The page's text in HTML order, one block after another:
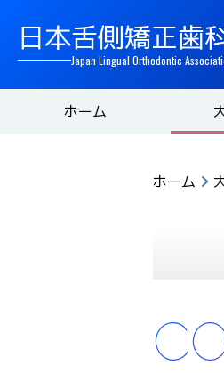
日本舌側矯正歯
Japan Lingual Orthodontic
ホーム
ホーム